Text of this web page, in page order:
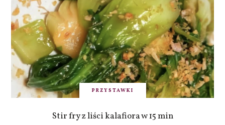
PRZYSTAWKI
Stir fry z liści kalafiora w 15 min